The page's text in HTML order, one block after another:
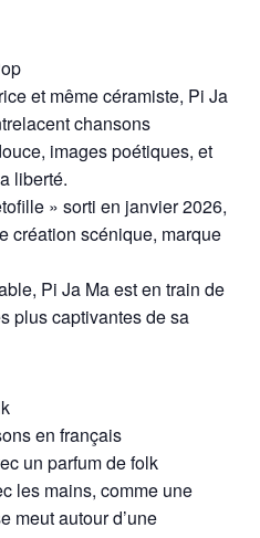
et même céramiste, Pi Ja
chansons
images poétiques, et
liberté.
» sorti en janvier 2026,
création scénique, marque
Pi Ja Ma est en train de
plus captivantes de sa
en français
un parfum de folk
les mains, comme une
meut autour d’une